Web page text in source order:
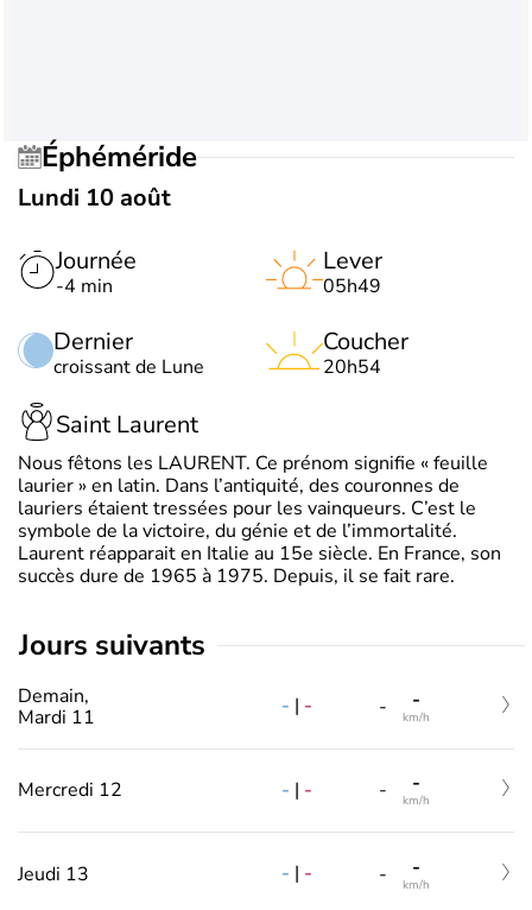
Éphéméride
Lundi 10 août
Journée
-4 min
Dernier
croissant de Lune
Lever
05h49
Coucher
20h54
Saint Laurent
Nous fêtons les LAURENT. Ce prénom signifie « feuille
laurier » en latin. Dans l’antiquité, des couronnes de
lauriers étaient tressées pour les vainqueurs. C’est le
symbole de la victoire, du génie et de l’immortalité.
Laurent réapparait en Italie au 15e siècle. En France, son
succès dure de 1965 à 1975. Depuis, il se fait rare.
jours suivants
Demain,
Mardi 11
- | - - -
km/h
Mercredi 12 - | - - -
km/h
Jeudi 13 - | - - -
km/h